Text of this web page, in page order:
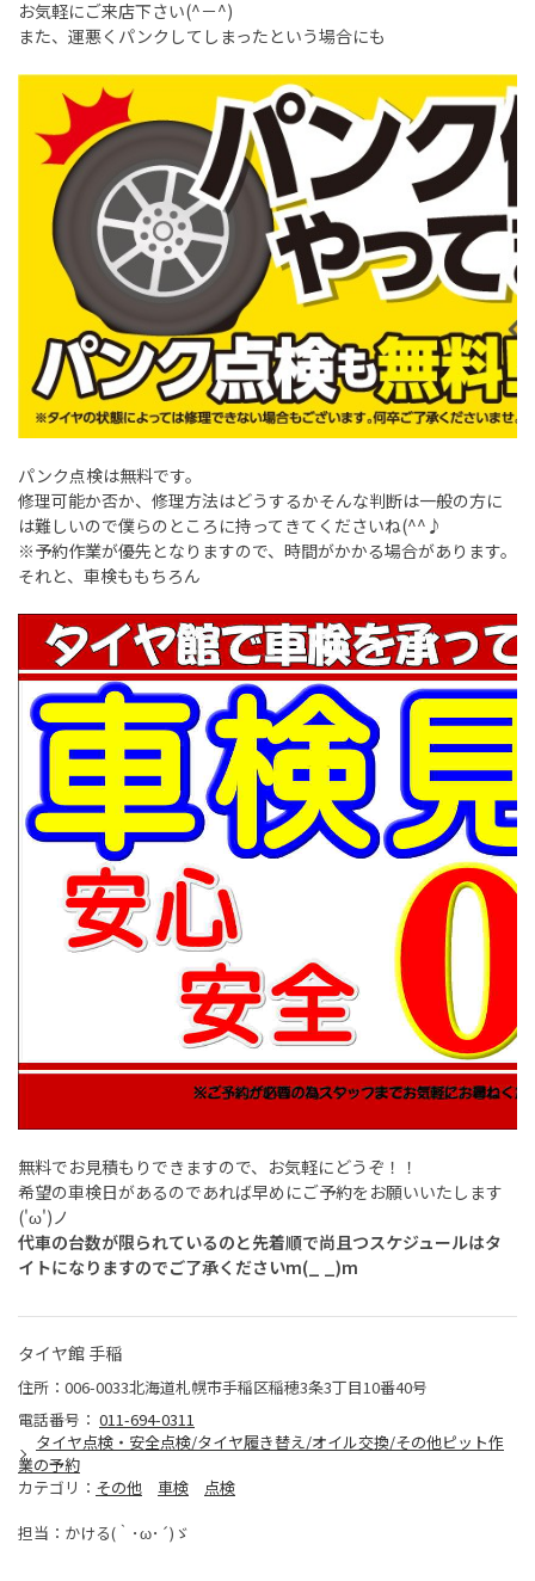
お気軽にご来店下さい(^－^)
また、運悪くパンクしてしまったという場合にも
パンク点検は無料です。
修理可能か否か、修理方法はどうするかそんな判断は一般の方に
は難しいので僕らのところに持ってきてくださいね(^^♪
※予約作業が優先となりますので、時間がかかる場合があります。
それと、車検ももちろん
無料でお見積もりできますので、お気軽にどうぞ！！
希望の車検日があるのであれば早めにご予約をお願いいたします
('ω')ノ
代車の台数が限られているのと先着順で尚且つスケジュールはタ
イトになりますのでご了承くださいm(_ _)m
タイヤ館 手稲
住所：006-0033北海道札幌市手稲区稲穂3条3丁目10番40号
電話番号： 011-694-0311
タイヤ点検・安全点検/タイヤ履き替え/オイル交換/その他ピット作
業の予約
カテゴリ： その他 車検
点検
担当：かける(｀･ω･´)ゞ